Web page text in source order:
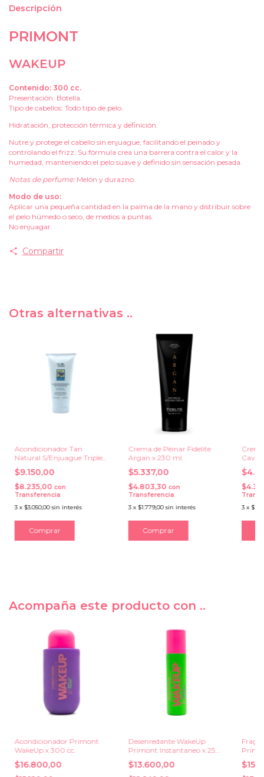
Descripción
PRIMONT
WAKEUP
Contenido: 300 cc.
Presentación: Botella.
Tipo de cabellos: Todo tipo de pelo.
Hidratación, protección térmica y definición.
Nutre y protege el cabello sin enjuague, facilitando el peinado y
controlando el frizz. Su fórmula crea una barrera contra el calor y la
humedad, manteniendo el pelo suave y definido sin sensación pesada.
Notas de perfume:Melón y durazno.
Modo de uso:
Aplicar una pequeña cantidad en la palma de la mano y distribuir sobre
el pelo húmedo o seco, de medios a puntas.
No enjuagar.
Compartir
Otras alternativas ..
Acondicionador Tan
Natural S/Enjuague Triple
Acción x 150 grs.
$9.150,00
$8.235,00 con
Transferencia
3 x $3.050,00 sin interés
Crema de Peinar Fidelite
Argan x 230 ml.
$5.337,00
$4.803,30 con
Transferencia
3 x $1.779,00 sin interés
ml.
3 x
Acompaña este producto con ..
Acondicionador Primont
WakeUp x 300 cc.
$16.800,00
Desenredante WakeUp
Primont Instantaneo x 250
cc.
$13.600,00
ml.